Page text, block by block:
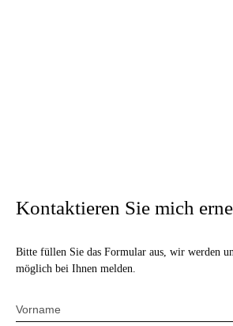
Kontaktieren Sie mich
Bitte füllen Sie das Formular aus, wir werden
möglich bei Ihnen melden.
Vorname